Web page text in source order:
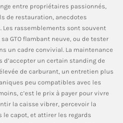
entre propriétaires passionnés,
de restauration, anecdotes
Les rassemblements sont souvent
GTO flambant neuve, ou de tester
un cadre convivial. La maintenance
d’accepter un certain standing de
de carburant, un entretien plus
peu compatibles avec les
c’est le prix à payer pour vivre
la caisse vibrer, percevoir la
le capot, et attirer les regards